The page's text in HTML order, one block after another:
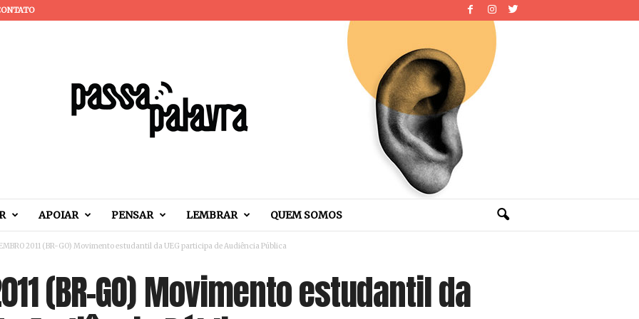
APOIAR PENSAR LEMBRAR QUEM SOMOS
2011 (BR-GO) Movimento estudantil da UEG participa de Audiência Pública
(BR-GO) Movimento estudantil da